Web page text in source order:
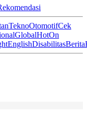
TeknoOtomotifCek
GlobalHotOn
EnglishDisabilitasBerita